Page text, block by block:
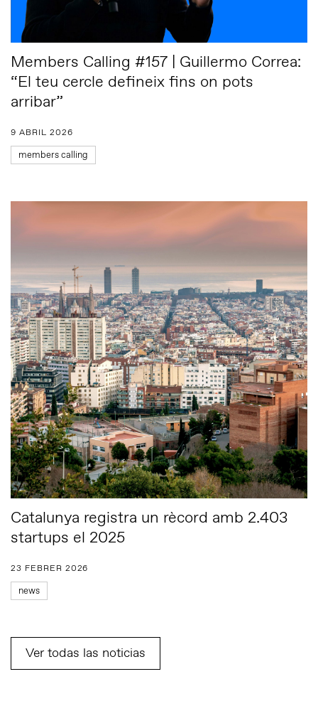
Members Calling #157 | Guillermo Correa:
“El teu cercle defineix fins on pots
arribar”
9 ABRIL 2026
members calling
Catalunya registra un rècord amb 2.403
startups el 2025
23 FEBRER 2026
news
Ver todas las noticias